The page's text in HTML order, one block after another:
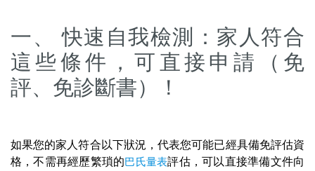
一、 快速自我檢測：家人符合
這些條件，可直接申請（免
評、免診斷書）！
如果您的家人符合以下狀況，代表您可能已經具備免評估資
格，不需再經歷繁瑣的巴氏量表評估，可以直接準備文件向